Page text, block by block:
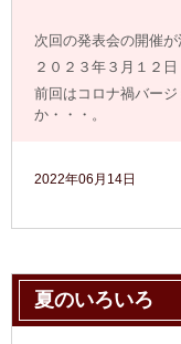
次回の発表会の開催が
２０２３年３月１２
前回はコロナ禍バー
か・・・。
2022年06月14日
夏のいろいろ